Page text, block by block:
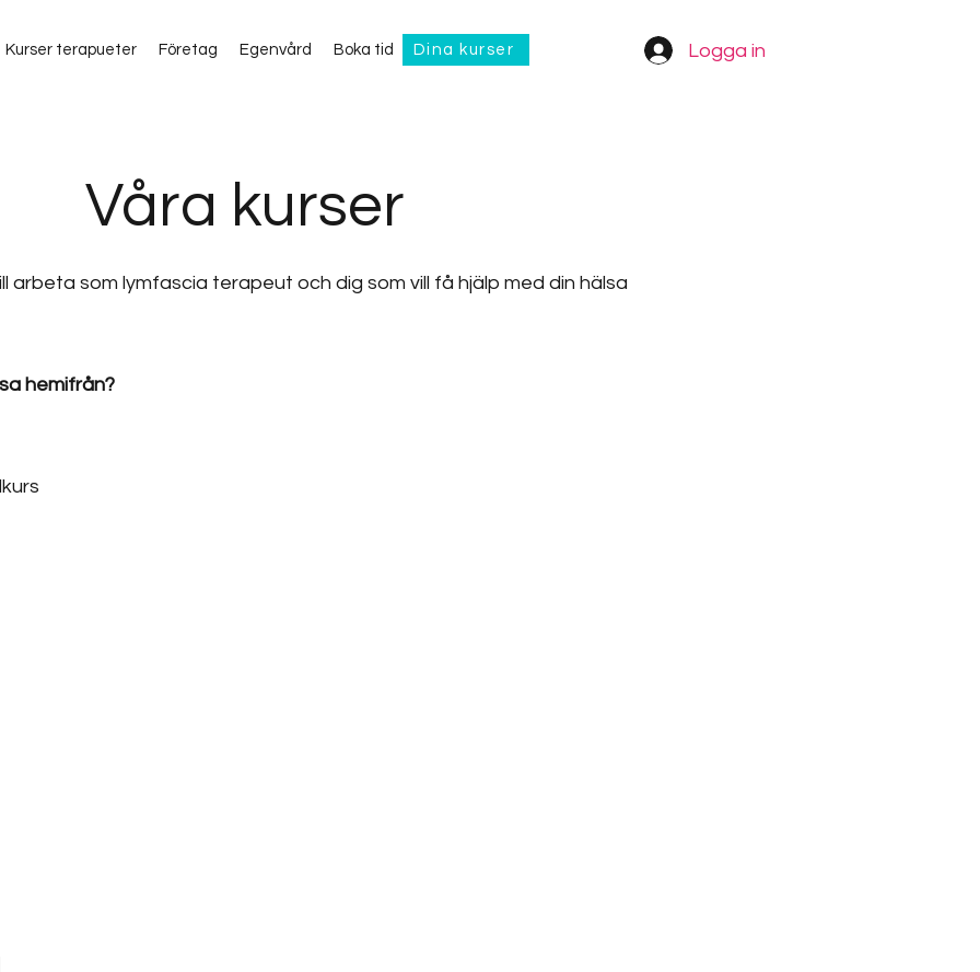
Kurser terapueter Företag Egenvård Boka tid Dina kurser Logga in
Våra kurser
arbeta som lymfascia terapeut och dig som vill få hjälp med din hälsa
hemifrån?